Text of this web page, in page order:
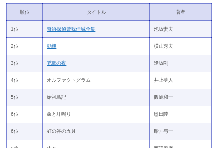
順位 タイトル 著者
1位 奇術探偵曾我佳城全集 泡坂妻夫
2位 動機 横山秀夫
3位 禿鷹の夜 逢坂剛
4位 オルファクトグラム 井上夢人
5位 始祖鳥記 飯嶋和一
6位 象と耳鳴り 恩田陸
6位 虹の谷の五月 船戸与一